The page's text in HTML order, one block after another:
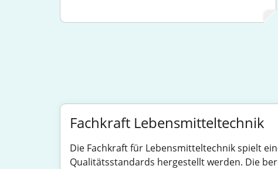
Fachkraft Lebensmitteltechnik
Die Fachkraft für Lebensmitteltechnik spielt
Qualitätsstandards hergestellt werden. Die